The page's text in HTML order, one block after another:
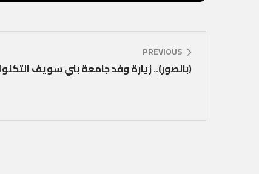
PREVIOUS
(بالصور).. زيارة وفد جامعة بني سويف